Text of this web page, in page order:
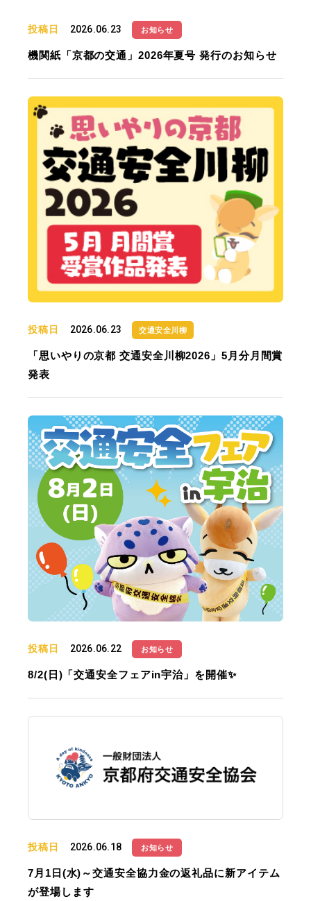
投稿日 2026.06.23 お知らせ
機関紙「京都の交通」2026年夏号 発行のお知らせ
投稿日 2026.06.23 交通安全川柳
「思いやりの京都 交通安全川柳2026」5月分月間賞
発表
投稿日 2026.06.22 お知らせ
8/2(日)「交通安全フェアin宇治」を開催✨
投稿日 2026.06.18 お知らせ
7月1日(水)～交通安全協力金の返礼品に新アイテム
が登場します